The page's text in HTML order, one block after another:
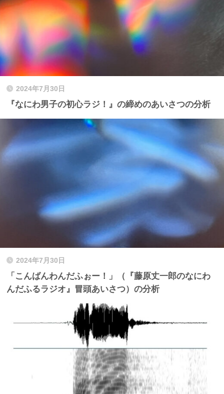
2024年7月30日
『なにわ男子の初心ラジ！』の締めのあいさつの分析
2024年7月30日
「こんばんわんだふぉー！」（『藤原丈一郎のなにわ
んだふるラジオ』冒頭あいさつ）の分析